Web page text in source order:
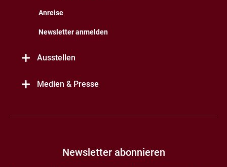
Anreise
Newsletter anmelden
Ausstellen
Medien & Presse
Newsletter abonnieren